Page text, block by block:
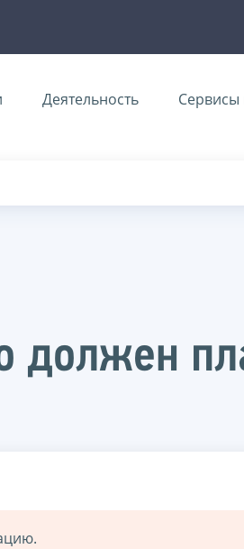
Деятельность Сервисы
должен